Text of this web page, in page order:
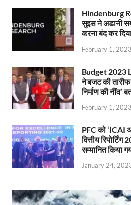
Hindenburg
सुइस ने अडानी
करना बंद कर
February 1, 2023
Budget 2023
ने बजट की
निर्माण की नींव’
February 1, 2023
PFC को ‘ICAI
वित्तीय
सम्मानित किया
January 24,